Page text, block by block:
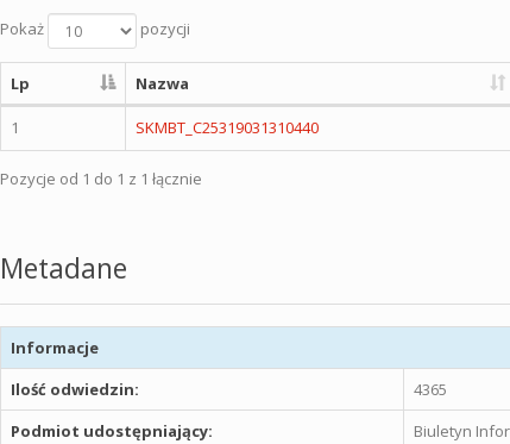
Pokaż pozycji
Lp Nazwa
1 SKMBT_C25319031310440
Pozycje od 1 do 1 z 1 łącznie
Metadane
Informacje
Ilość odwiedzin:
4365
Podmiot udostępniający:
Biuletyn